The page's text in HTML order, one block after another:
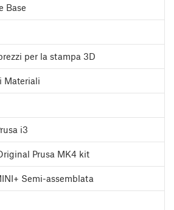
Base
per la stampa 3D
Materiali
i3
Prusa MK4 kit
Semi-assemblata